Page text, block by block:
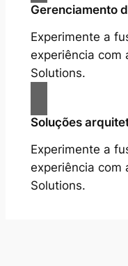
Gerenciamento
Experimente a
experiência com
Solutions.
Soluções
Experimente a
experiência com
Solutions.